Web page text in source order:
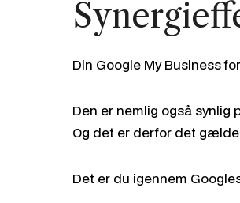
Din Google My Business
Den er nemlig også synlig
Og det er derfor det
Det er du igennem